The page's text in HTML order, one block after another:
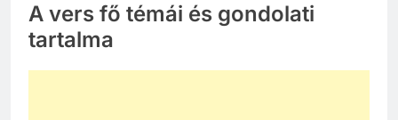
A vers fő témái és gondolati
tartalma